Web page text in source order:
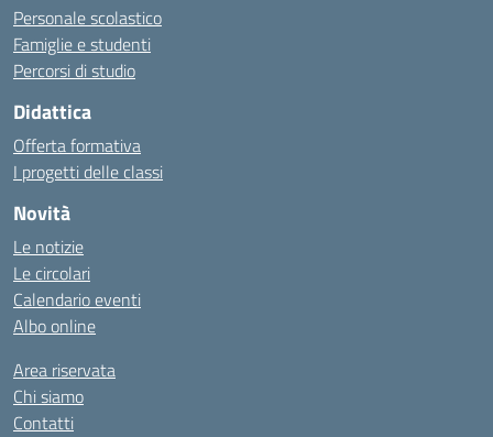
Personale scolastico
Famiglie e studenti
Percorsi di studio
Didattica
Offerta formativa
I progetti delle classi
Novità
Le notizie
Le circolari
Calendario eventi
Albo online
Area riservata
Chi siamo
Contatti